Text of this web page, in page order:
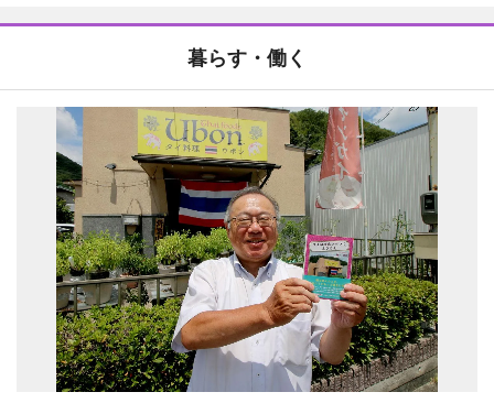
暮らす・働く